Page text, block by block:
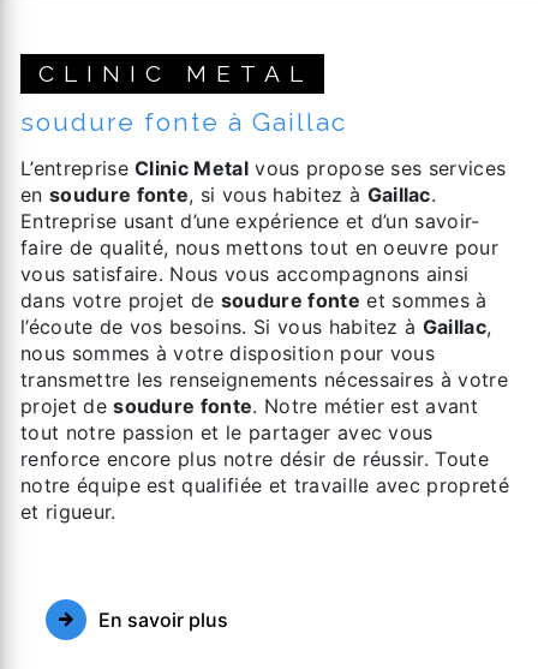
CLINIC METAL
soudure fonte à Gaillac
L’entrepriseClinic Metal vous propose ses services
en soudure fonte, si vous habitez à Gaillac.
Entreprise usant d’une expérience et d’un savoir-
faire de qualité, nous mettons tout en oeuvre pour
vous satisfaire. Nous vous accompagnons ainsi
dans votre projet de soudure fonte et sommes à
l’écoute de vos besoins. Si vous habitez à Gaillac,
nous sommes à votre disposition pour vous
transmettre les renseignements nécessaires à votre
projet desoudure fonte. Notre métier est avant
tout notre passion et le partager avec vous
renforce encore plus notre désir de réussir. Toute
notre équipe est qualifiée et travaille avec propreté
et rigueur.
En savoir plus